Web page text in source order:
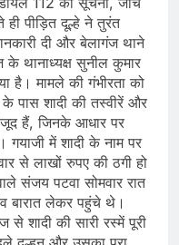
पीड़ित दूल्हे ने तुरंत
दी और बेलागंज थाने
थानाध्यक्ष सुनील कुमार
है। मामले की गंभीरता को
पास शादी की तस्वीरें और
हैं, जिनके आधार पर
में शादी के नाम पर
से लाखों रुपए की ठगी हो
संजय पटवा सोमवार रात
बारात लेकर पहुंचे थे।
से शादी की सारी रस्में पूरी